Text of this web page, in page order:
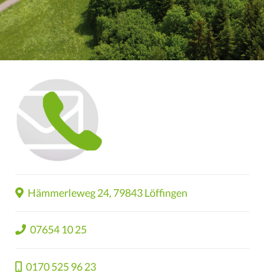
Hämmerleweg 24, 79843 Löffingen
07654 10 25
0170 525 96 23